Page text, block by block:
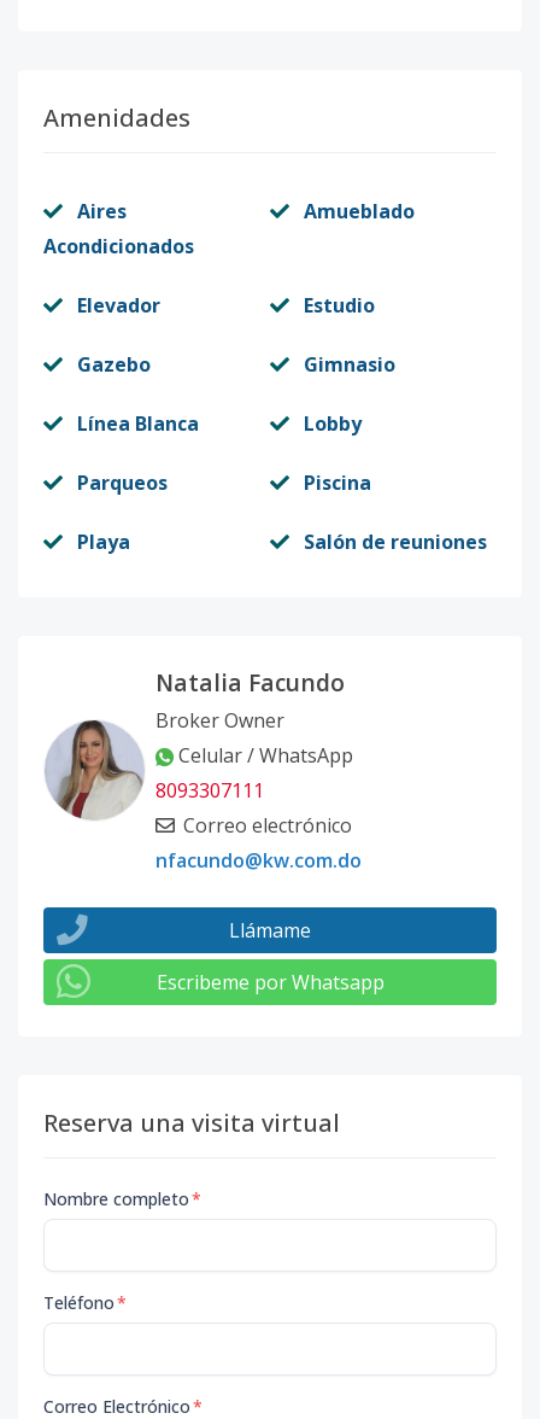
Amenidades
Aires
Acondicionados
Amueblado
Elevador Estudio
Gazebo Gimnasio
Línea Blanca Lobby
Parqueos Piscina
Playa Salón de reuniones
Natalia Facundo
Broker Owner
Celular / WhatsApp
8093307111
Correo electrónico
nfacundo@kw.com.do
Llámame
Escribeme por Whatsapp
Reserva una visita virtual
Nombre completo*
Teléfono*
Correo Electrónico*